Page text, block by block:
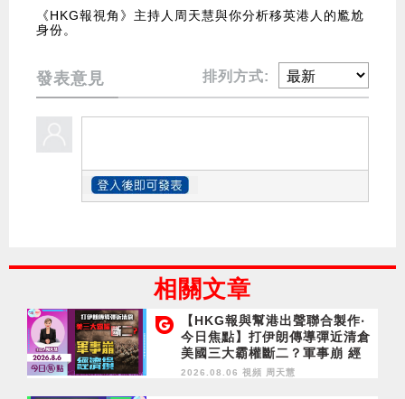
《HKG報視角》主持人周天慧與你分析移英港人的尷尬
身份。
發表意見 排列方式:
相關文章
【HKG報與幫港出聲聯合製作‧
今日焦點】打伊朗傳導彈近清倉
美國三大霸權斷二？軍事崩 經
濟損
2026.08.06 視頻 周天慧